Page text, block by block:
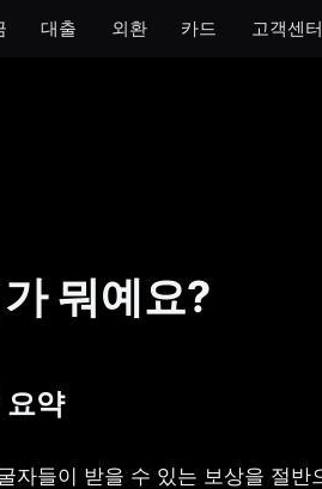
대출 외환 카드 고객센터
뭐예요?
요약
자들이 받을 수 있는 보상을 절반